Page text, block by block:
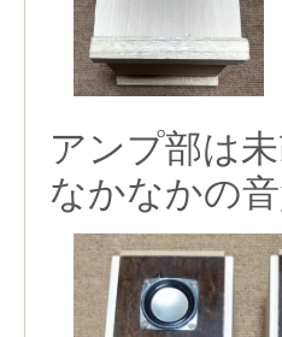
アンプ部は
なかなかの